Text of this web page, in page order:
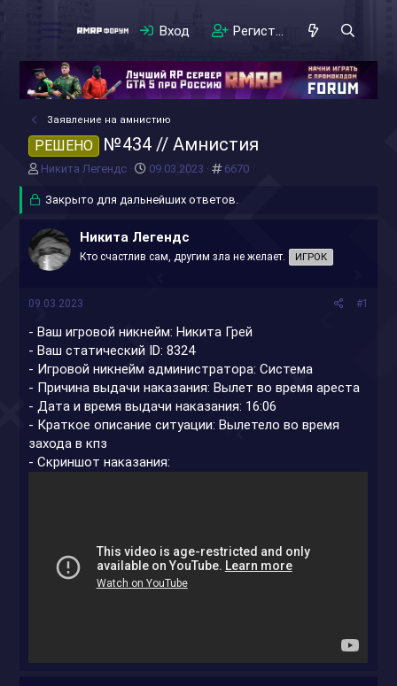
Вход Регистрация
Заявление на амнистию
РЕШЕНО №434 // Амнистия
А
т
р
т
е
Никита Легендс
Д
т
н
ч
09.03.2023 #
6670
Закрыто для дальнейших ответов.
Никита Легендс
Кто счастлив сам, другим зла не желает. ИГРОК
09.03.2023 #1
- Ваш игровой никнейм: Никита Грей
- Ваш статический ID: 8324
- Игровой никнейм администратора: Система
- Причина выдачи наказания: Вылет во время ареста
- Дата и время выдачи наказания: 16:06
- Краткое описание ситуации: Вылетело во время
захода в кпз
- Скриншот наказания: